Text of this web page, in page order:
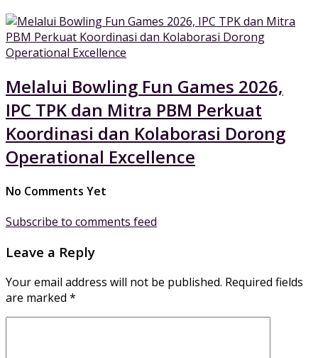
Melalui Bowling Fun Games 2026,
IPC TPK dan Mitra PBM Perkuat
Koordinasi dan Kolaborasi Dorong
Operational Excellence
No Comments Yet
Subscribe to comments feed
Leave a Reply
Your email address will not be published. Required fields
are marked *